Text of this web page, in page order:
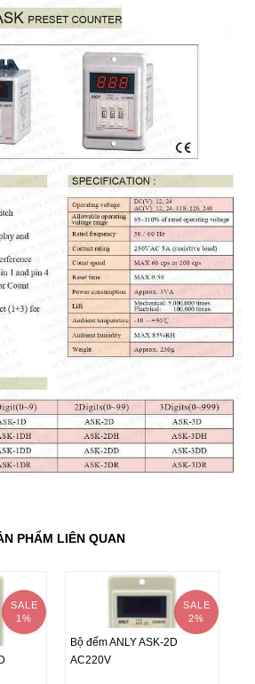
PHẨM LIÊN QUAN
SALE
1%
SALE
2%
Bộ đếm ANLY ASK-2D
Bộ đếm ANLY ASK-2D
AC220V